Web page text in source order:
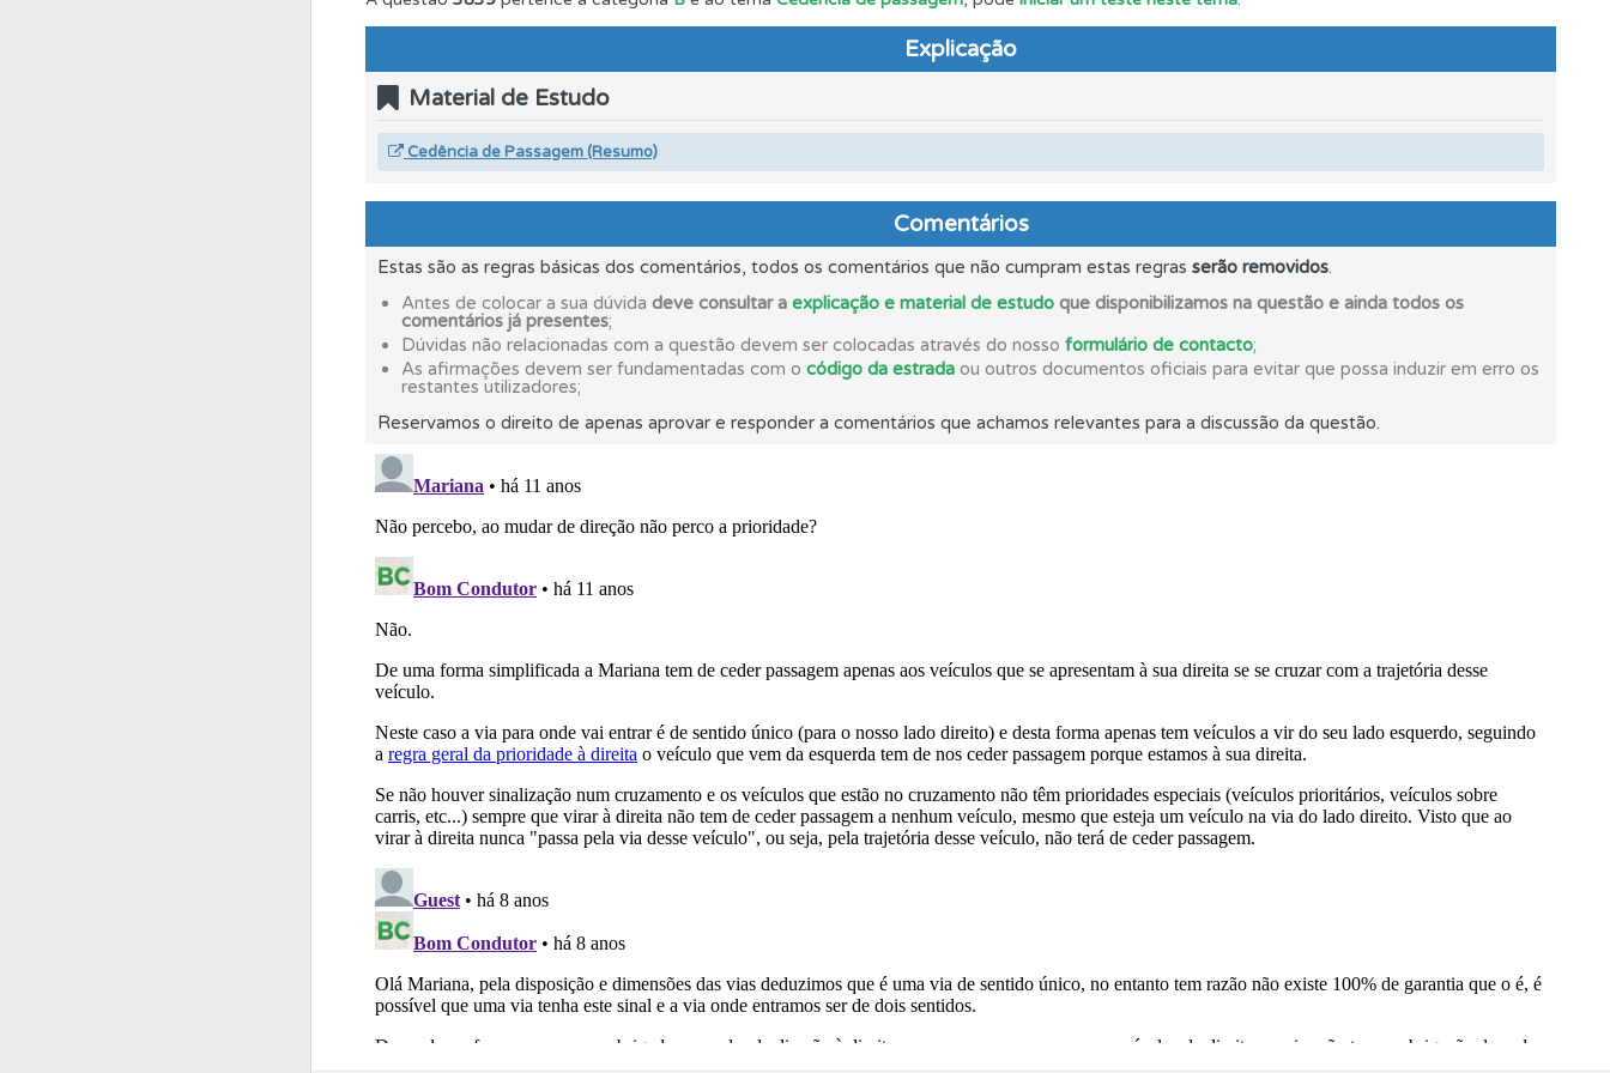
Veja os temas onde tem mais dificuldades no seu perfil.
Conta Crie uma conta para ter acesso às suas estatísticas em qualquer equipamento.
Consulte a biblioteca para tirar dúvidas e ver resumos do código.
Deve fazer o teste que recomendamos para obter os melhores resultados.
Questões Consulte aqui todas as questões que usamos na plataforma.
Testes Veja o nível de dificuldade do teste quando o termina.
Perfil Consulte as suas estatísticas no seu perfil.
Biblioteca Consulte o código da estrada na nossa biblioteca.
Testes O teste "Difícil" apresenta-lhe as questões mais falhadas na plataforma.
Explicação
Material de Estudo
Cedência de Passagem (Resumo)
Comentários
Estas são as regras básicas dos comentários, todos os comentários que não cumpram estas regras serão removidos.
Antes de colocar a sua dúvida deve consultar a explicação e material de estudo que disponibilizamos na questão e ainda todos os
comentários já presentes;
Dúvidas não relacionadas com a questão devem ser colocadas através do nosso formulário de contacto;
As afirmações devem ser fundamentadas com o código da estrada ou outros documentos oficiais para evitar que possa induzir em erro os
restantes utilizadores;
Reservamos o direito de apenas aprovar e responder a comentários que achamos relevantes para a discussão da questão.